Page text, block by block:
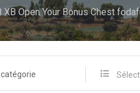
Open Your Bonus Chest